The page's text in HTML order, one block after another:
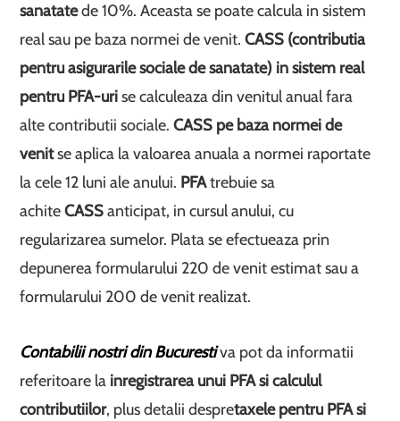
sanatatede 10%. Aceasta se poate calcula in sistem
real sau pe baza normei de venit.CASS (contributia
pentru asigurarile sociale de sanatate) in sistem real
pentru PFA-urise calculeaza din venitul anual fara
alte contributii sociale.CASS pe baza normei de
venitse aplica la valoarea anuala a normei raportate
la cele 12 luni ale anului. PFAtrebuie sa
achiteCASSanticipat, in cursul anului, cu
regularizarea sumelor. Plata se efectueaza prin
depunerea formularului 220 de venit estimat sau a
formularului 200 de venit realizat.
Contabilii nostri din Bucurestiva pot da informatii
referitoare la inregistrarea unui PFA si calculul
contributiilor, plus detalii despretaxele pentru PFA si